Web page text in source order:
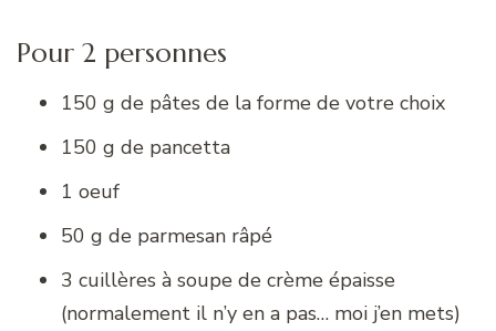
Pour 2 personnes
150 g de pâtes de la forme de votre choix
150 g de pancetta
1 oeuf
50 g de parmesan râpé
3 cuillères à soupe de crème épaisse
(normalement il n’y en a pas… moi j’en mets)